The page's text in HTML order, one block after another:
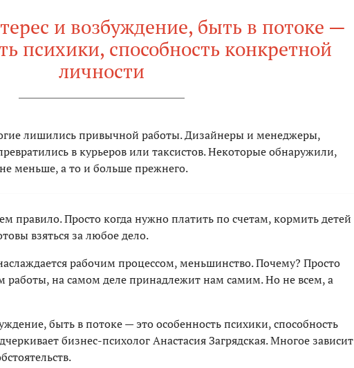
и возбуждение, быть в потоке —
психики, способность конкретной
личности
лишились привычной работы. Дизайнеры и менеджеры,
в курьеров или таксистов. Некоторые обнаружили,
меньше, а то и больше прежнего.
правило. Просто когда нужно платить по счетам, кормить детей
взяться за любое дело.
рабочим процессом, меньшинство. Почему? Просто
работы, на самом деле принадлежит нам самим. Но не всем, а
быть в потоке — это особенность психики, способность
бизнес-психолог Анастасия Загрядская. Многое зависит